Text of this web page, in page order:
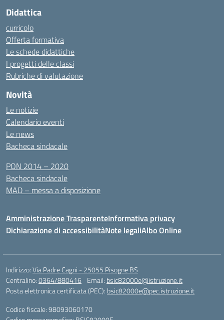
Didattica
curricolo
Offerta formativa
Le schede didattiche
I progetti delle classi
Rubriche di valutazione
Novità
Le notizie
Calendario eventi
Le news
Bacheca sindacale
PON 2014 – 2020
Bacheca sindacale
MAD – messa a disposizione
Amministrazione TrasparenteInformativa privacy
Dichiarazione di accessibilitàNote legaliAlbo Online
Indirizzo:Via Padre Cagni - 25055 Pisogne BS
Centralino:0364/880416 Email: bsic82000e@istruzione.it
Posta elettronica certificata (PEC): bsic82000e@pec.istruzione.it
Codice fiscale: 98093060170